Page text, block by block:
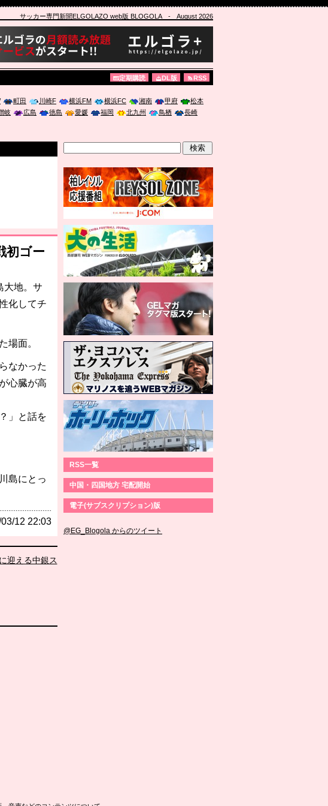
サッカー専門新聞ELGOLAZO web版 BLOGOLA- August 2026
定期購読 DL版 RSS
町田 川崎F 横浜FM 横浜FC 湘南 甲府
松本
岐 広島 徳島 愛媛 福岡 北九州 鳥栖
長崎
猛暑対策～」に登壇
初ゴー
大地。サ
化してチ
場面。
なかった
心臓が高
」と話を
島にとっ
12 22:03
迎える中銀ス
RSS一覧
中国・四国地方 宅配開始
電子(サブスクリプション)版
@EG_Blogola からのツイート